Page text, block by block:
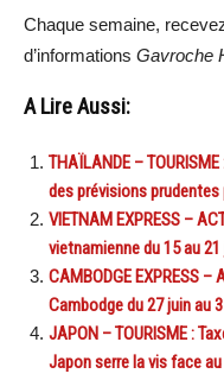
Chaque semaine,
d’informations Gavroche
A Lire Aussi:
THAÏLANDE –
des prévisions
VIETNAM EXPRESS –
vietnamienne du 15 au 21
CAMBODGE EXPRESS –
Cambodge du 27 juin au
JAPON – TOURISME :
Japon serre la vis face